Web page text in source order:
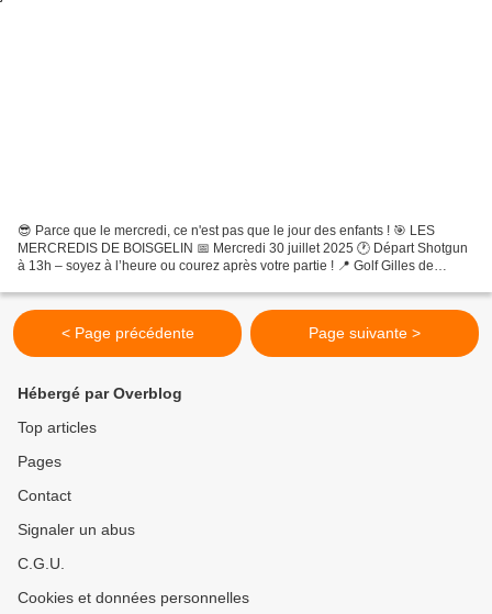
😎 Parce que le mercredi, ce n'est pas que le jour des enfants ! 🎯 LES
MERCREDIS DE BOISGELIN 📅 Mercredi 30 juillet 2025 🕐 Départ Shotgun
à 13h – soyez à l’heure ou courez après votre partie ! 📍 Golf Gilles de
< Page précédente Page suivante >
Hébergé par Overblog
Top articles
Pages
Contact
Signaler un abus
C.G.U.
Cookies et données personnelles